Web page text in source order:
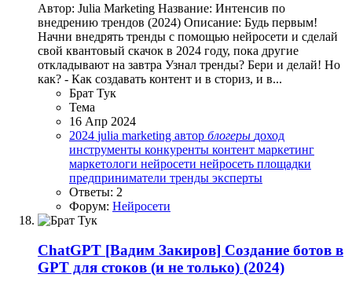
Автор: Julia Marketing Название: Интенсив по
внедрению трендов (2024) Описание: Будь первым!
Начни внедрять тренды с помощью нейросети и сделай
свой квантовый скачок в 2024 году, пока другие
откладывают на завтра Узнал тренды? Бери и делай! Но
как? - Как создавать контент и в сториз, и в...
Брат Тук
Тема
16 Апр 2024
2024 julia marketing автор блогеры доход
инструменты конкуренты контент маркетинг
маркетологи нейросети нейросеть площадки
предприниматели тренды эксперты
Ответы: 2
Форум: Нейросети
ChatGPT [Вадим Закиров] Создание ботов в
GPT для стоков (и не только) (2024)